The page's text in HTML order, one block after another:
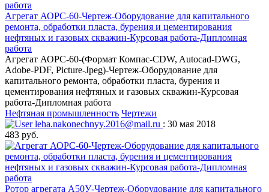
Агрегат АОРС-60-Чертеж-Оборудование для капитального
ремонта, обработки пласта, бурения и цементирования
нефтяных и газовых скважин-Курсовая работа-Дипломная
работа
Агрегат АОРС-60-(Формат Компас-CDW, Autocad-DWG,
Adobe-PDF, Picture-Jpeg)-Чертеж-Оборудование для
капитального ремонта, обработки пласта, бурения и
цементирования нефтяных и газовых скважин-Курсовая
работа-Дипломная работа
Нефтяная промышленность Чертежи
leha.nakonechnyy.2016@mail.ru : 30 мая 2018
483 руб.
Ротор агрегата А50У-Чертеж-Оборудование для капитального